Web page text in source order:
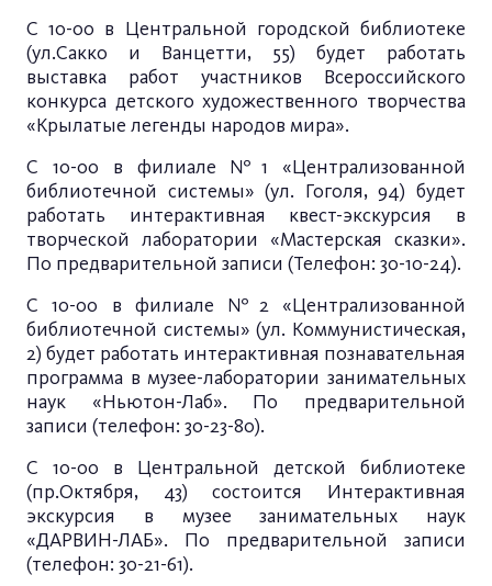
С 10-00 в Центральной городской библиотеке
(ул.Сакко и Ванцетти, 55) будет работать
выставка работ участников Всероссийского
конкурса детского художественного творчества
«Крылатые легенды народов мира».
С 10-00 в филиале №1 «Централизованной
библиотечной системы» (ул. Гоголя, 94) будет
работать интерактивная квест-экскурсия в
творческой лаборатории «Мастерская сказки».
По предварительной записи (Телефон: 30-10-24).
С 10-00 в филиале №2 «Централизованной
библиотечной системы» (ул. Коммунистическая,
2) будет работать интерактивная познавательная
программа в музее-лаборатории занимательных
наук «Ньютон-Лаб». По предварительной
записи (телефон: 30-23-80).
С 10-00 в Центральной детской библиотеке
(пр.Октября, 43) состоится Интерактивная
экскурсия в музее занимательных наук
«ДАРВИН-ЛАБ». По предварительной записи
(телефон: 30-21-61).